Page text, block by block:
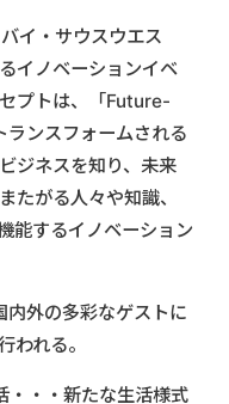
イ・サウスウエス
イノベーションイベ
プトは、「Future-
ンスフォームされる
ジネスを知り、未来
たがる人々や知識、
能するイノベーション
外の多彩なゲストに
われる。
・・新たな生活様式